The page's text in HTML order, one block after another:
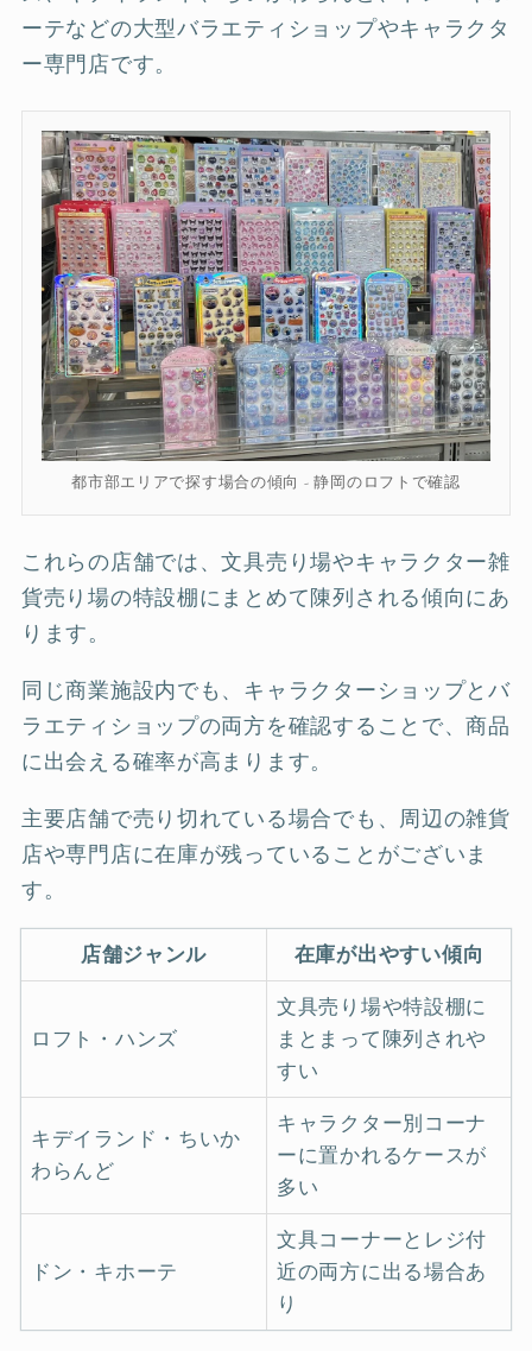
ーテなどの大型バラエティショップやキャラクタ
ー専門店です。
都市部エリアで探す場合の傾向 - 静岡のロフトで確認
これらの店舗では、文具売り場やキャラクター雑
貨売り場の特設棚にまとめて陳列される傾向にあ
ります。
同じ商業施設内でも、キャラクターショップとバ
ラエティショップの両方を確認することで、商品
に出会える確率が高まります。
主要店舗で売り切れている場合でも、周辺の雑貨
店や専門店に在庫が残っていることがございま
す。
店舗ジャンル 在庫が出やすい傾向
ロフト・ハンズ
文具売り場や特設棚に
まとまって陳列されや
すい
キデイランド・ちいか
わらんど
キャラクター別コーナ
ーに置かれるケースが
多い
ドン・キホーテ
文具コーナーとレジ付
近の両方に出る場合あ
り